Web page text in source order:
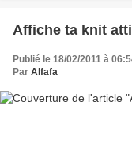
Affiche ta knit
Publié le 18/02/2011 à
Par Alfafa